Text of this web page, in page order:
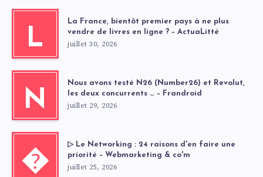
L
La France, bientôt premier pays à ne plus
vendre de livres en ligne ? – ActuaLitté
juillet 30, 2026
N
Nous avons testé N26 (Number26) et Revolut,
les deux concurrents … – Frandroid
juillet 29, 2026
�
▷ Le Networking : 24 raisons d'en faire une
priorité – Webmarketing & co'm
juillet 25, 2026